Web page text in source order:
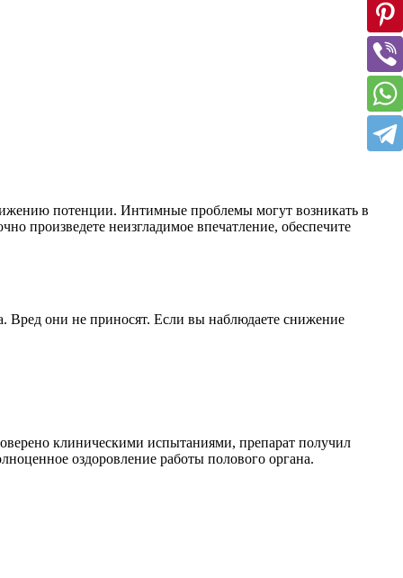
потенции. Интимные проблемы могут возникать в
произведете неизгладимое впечатление, обеспечите
Вред они не приносят. Если вы наблюдаете снижение
клиническими испытаниями, препарат получил
оздоровление работы полового органа.